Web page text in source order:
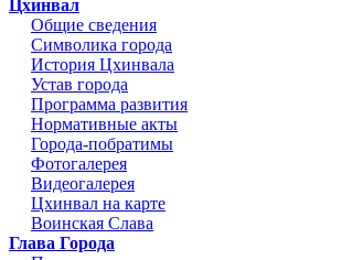
Цхинвал
Общие сведения
Символика города
История Цхинвала
Устав города
Программа развития
Нормативные акты
Города-побратимы
Фотогалерея
Видеогалерея
Цхинвал на карте
Воинская Слава
Глава Города